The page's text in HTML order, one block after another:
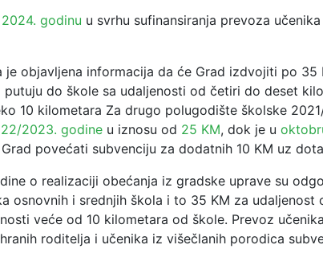
godinu u svrhu sufinansiranja prevoza
je objavljena informacija da će Grad izdvojiti po 35
do škole sa udaljenosti od četiri do deset
10 kilometara Za drugo polugodište školske
2023. godine u iznosu od 25 KM, dok je u
povećati subvenciju za dodatnih 10 KM uz
o realizaciji obećanja iz gradske uprave su
osnovnih i srednjih škola i to 35 KM za udaljenost
veće od 10 kilometara od škole. Prevoz
roditelja i učenika iz višečlanih porodica